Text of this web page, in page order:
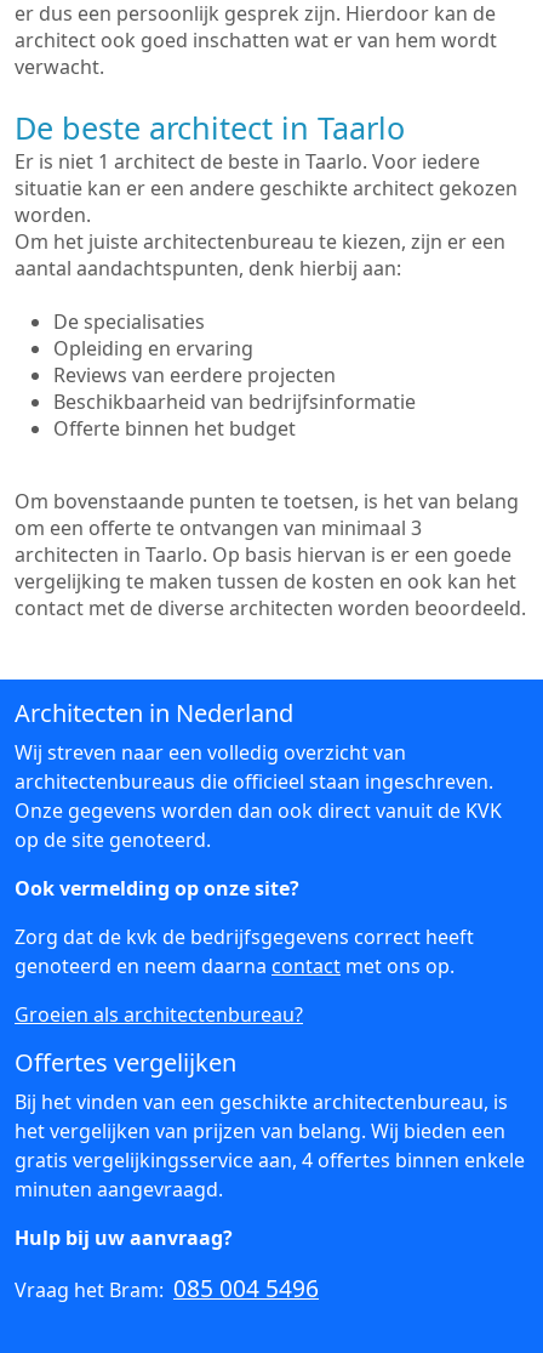
er dus een persoonlijk gesprek zijn. Hierdoor kan de
architect ook goed inschatten wat er van hem wordt
verwacht.
De beste architect in Taarlo
Er is niet 1 architect de beste in Taarlo. Voor iedere
situatie kan er een andere geschikte architect gekozen
worden.
Om het juiste architectenbureau te kiezen, zijn er een
aantal aandachtspunten, denk hierbij aan:
De specialisaties
Opleiding en ervaring
Reviews van eerdere projecten
Beschikbaarheid van bedrijfsinformatie
Offerte binnen het budget
Om bovenstaande punten te toetsen, is het van belang
om een offerte te ontvangen van minimaal 3
architecten in Taarlo. Op basis hiervan is er een goede
vergelijking te maken tussen de kosten en ook kan het
contact met de diverse architecten worden beoordeeld.
Architecten in Nederland
Wij streven naar een volledig overzicht van
architectenbureaus die officieel staan ingeschreven.
Onze gegevens worden dan ook direct vanuit de KVK
op de site genoteerd.
Ook vermelding op onze site?
Zorg dat de kvk de bedrijfsgegevens correct heeft
genoteerd en neem daarna contact met ons op.
Groeien als architectenbureau?
Offertes vergelijken
Bij het vinden van een geschikte architectenbureau, is
het vergelijken van prijzen van belang. Wij bieden een
gratis vergelijkingsservice aan, 4 offertes binnen enkele
minuten aangevraagd.
Hulp bij uw aanvraag?
Vraag het Bram: 085 004 5496